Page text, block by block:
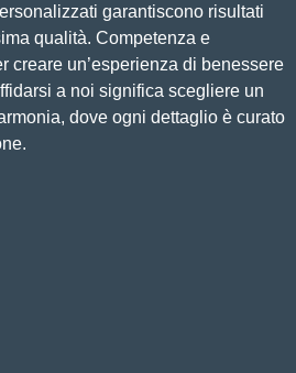
garantiscono risultati
qualità. Competenza e
creare un’esperienza di benessere
a noi significa scegliere un
dove ogni dettaglio è curato